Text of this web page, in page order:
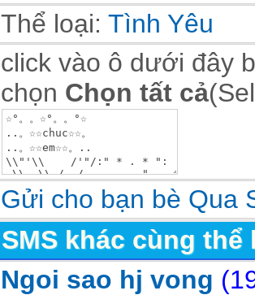
Thể loại: Tình Yêu
click vào ô dưới đây
chọn Chọn tất cả
Gửi cho bạn bè Qua
SMS khác cùng thể
Ngoi sao hj vong